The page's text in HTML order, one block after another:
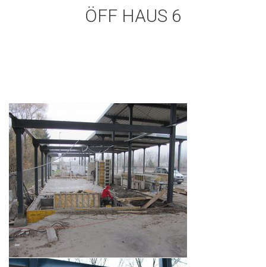
ÖFF HAUS 6